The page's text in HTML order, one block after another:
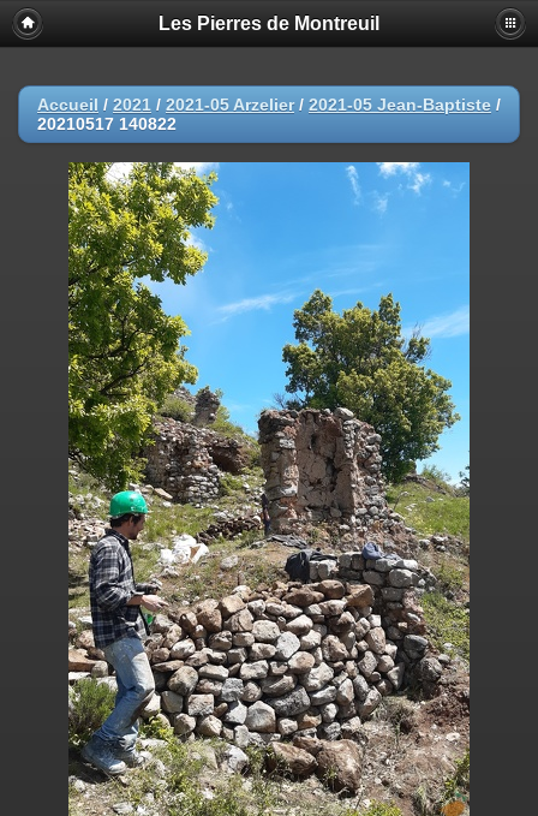
Les Pierres de Montreuil
Accueil / 2021 / 2021-05 Arzelier/ 2021-05 Jean-Baptiste /
20210517 140822